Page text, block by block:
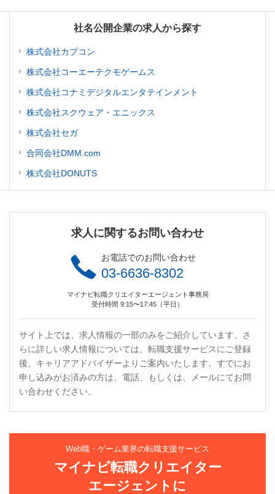
社名公開企業の求人から探す
株式会社カプコン
株式会社コーエーテクモゲームス
株式会社コナミデジタルエンタテインメント
株式会社スクウェア・エニックス
株式会社セガ
合同会社DMM.com
株式会社DONUTS
求人に関するお問い合わせ
お電話でのお問い合わせ
03-6636-8302
マイナビ転職クリエイターエージェント事務局
受付時間 9:15〜17:45（平日）
サイト上では、求人情報の一部のみをご紹介しています。さ
らに詳しい求人情報については、転職支援サービスにご登録
後、キャリアアドバイザーよりご案内いたします。すでにお
申し込みがお済みの方は、電話、もしくは、メールにてお問
い合わせください。
Web職・ゲーム業界の転職支援サービス
マイナビ転職クリエイター
エージェントに